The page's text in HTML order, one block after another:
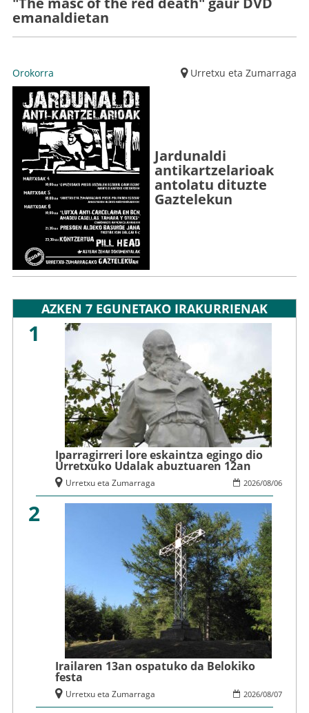
emanaldietan
Orokorra Urretxu eta Zumarraga
Jardunaldi
antikartzelarioak
antolatu dituzte
Gaztelekun
AZKEN 7 EGUNETAKO IRAKURRIENAK
1
Iparragirreri lore eskaintza egingo dio
Urretxuko Udalak abuztuaren 12an
2026/08/06
Urretxu eta Zumarraga
2
Irailaren 13an ospatuko da Belokiko
festa
2026/08/07
Urretxu eta Zumarraga